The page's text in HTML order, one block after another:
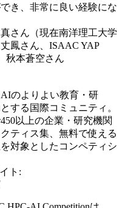
き、非常に良い経験にな
さん（現在南洋理工大学
鳳さん、ISAAC YAP
秋本蒼空さん
AIのよりよい教育・研
する国際コミュニティ。
以上の企業・研究機関
ティス集、無料で使える
対象としたコンペティシ
ト: